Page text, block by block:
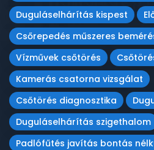
Duguláselhárítás kispest
Csőrepedés műszeres
Vízművek csőtörés
Kamerás csatorna vizsgálat
Csőtörés diagnosztika
Duguláselhárítás szigethalom
Padlófűtés javítás bontás